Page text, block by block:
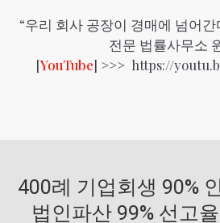
“우리 회사 공장이 경매에 넘어
전문 법률사무소
[YouTube] >>> https://
400례 기업회생 90%
법인파산 99% 선고